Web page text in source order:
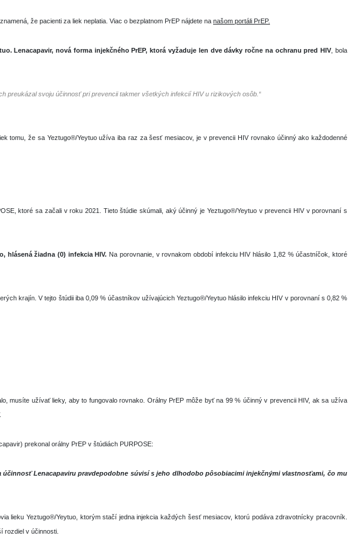
že pacienti za liek neplatia. Viac o bezplatnom PrEP nájdete na našom portáli PrEP.
Lenacapavir, nová forma injekčného PrEP, ktorá vyžaduje len dve dávky ročne na ochranu pred HIV , bola
preukázal svoju účinnosť pri prevencii takmer všetkých infekcií HIV u rizikových osôb.“
tomu, že sa Yeztugo®/Yeytuo užíva iba raz za šesť mesiacov, je v prevencii HIV rovnako účinný ako každodenné
ktoré sa začali v roku 2021. Tieto štúdie skúmali, aký účinný je Yeztugo®/Yeytuo v prevencii HIV v porovnaní s
hlásená žiadna (0) infekcia HIV. Na porovnanie, v rovnakom období infekciu HIV hlásilo 1,82 % účastníčok, ktoré
krajín. V tejto štúdii iba 0,09 % účastníkov užívajúcich Yeztugo®/Yeytuo hlásilo infekciu HIV v porovnaní s 0,82 %
musíte užívať lieky, aby to fungovalo rovnako. Orálny PrEP môže byť na 99 % účinný v prevencii HIV, ak sa užíva
prekonal orálny PrEP v štúdiách PURPOSE:
účinnosť Lenacapaviru pravdepodobne súvisí s jeho dlhodobo pôsobiacimi injekčnými vlastnosťami, čo mu
lieku Yeztugo®/Yeytuo, ktorým stačí jedna injekcia každých šesť mesiacov, ktorú podáva zdravotnícky pracovník.
rozdiel v účinnosti.